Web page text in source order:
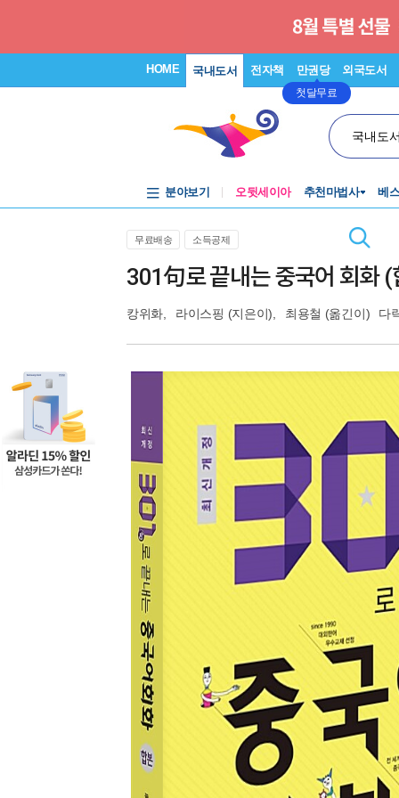
HOME 국내도서 전자책 만권당
첫달무료
외국도서
국내도
분야보기 오뒷세이아 추천마법사 베
무료배송 소득공제
301句로 끝내는 중국어 회화 (
캉위화 라이스핑 (지은이), 최용철 (옮긴이) 다